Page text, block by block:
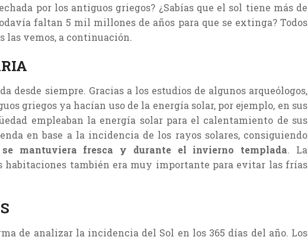
por los antiguos griegos? ¿Sabías que el sol tiene más de
faltan 5 mil millones de años para que se extinga? Todos
las vemos, a continuación.
desde siempre. Gracias a los estudios de algunos arqueólogos,
griegos ya hacían uso de la energía solar, por ejemplo, en sus
empleaban la energía solar para el calentamiento de sus
en base a la incidencia de los rayos solares, consiguiendo
mantuviera fresca y durante el invierno templada. La
también era muy importante para evitar las frías
de analizar la incidencia del Sol en los 365 días del año. Los